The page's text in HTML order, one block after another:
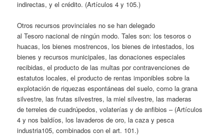
indirectas, y el crédito. (Artículos 4 y 105.)
Otros recursos provinciales no se han delegado
al Tesoro nacional de ningún modo. Tales son: los tesoros o
huacas, los bienes mostrencos, los bienes de intestados, los
bienes y recursos municipales, las donaciones especiales
recibidas, el producto de las multas por contravenciones de
estatutos locales, el producto de rentas imponibles sobre la
explotación de riquezas espontáneas del suelo, como la grana
silvestre, las frutas silvestres, la miel silvestre, las maderas
deterreles de cuadrúpedos, volaterías y de anfibios – (Artículos
4 y nos baldíos, los lavaderos de oro, la caza y pesca
industria105, combinados con el art. 101.)